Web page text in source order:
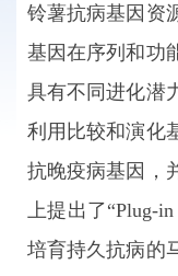
铃薯抗病基因资
基因在序列和功
具有不同进化潜
利用比较和演化
抗晚疫病基因，
上提出了“Plug-
培育持久抗病的